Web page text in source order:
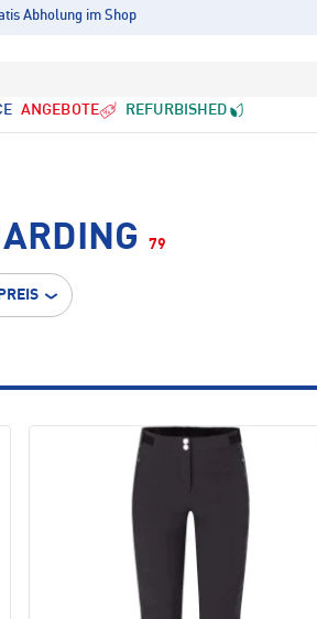
Abholung im Shop
ANGEBOTE REFURBISHED
79
PREIS